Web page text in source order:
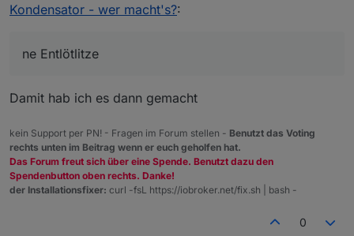
Kondensator - wer macht's?:
ne Entlötlitze
Damit hab ich es dann gemacht
kein Support per PN! - Fragen im Forum stellen - Benutzt das Voting
rechts unten im Beitrag wenn er euch geholfen hat.
Das Forum freut sich über eine Spende. Benutzt dazu den
Spendenbutton oben rechts. Danke!
der Installationsfixer: curl -fsL https://iobroker.net/fix.sh | bash -
0